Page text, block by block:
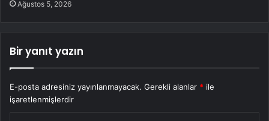
Ağustos 5, 2026
Bir yanıt yazın
E-posta adresiniz yayınlanmayacak. Gerekli alanlar * ile
işaretlenmişlerdir